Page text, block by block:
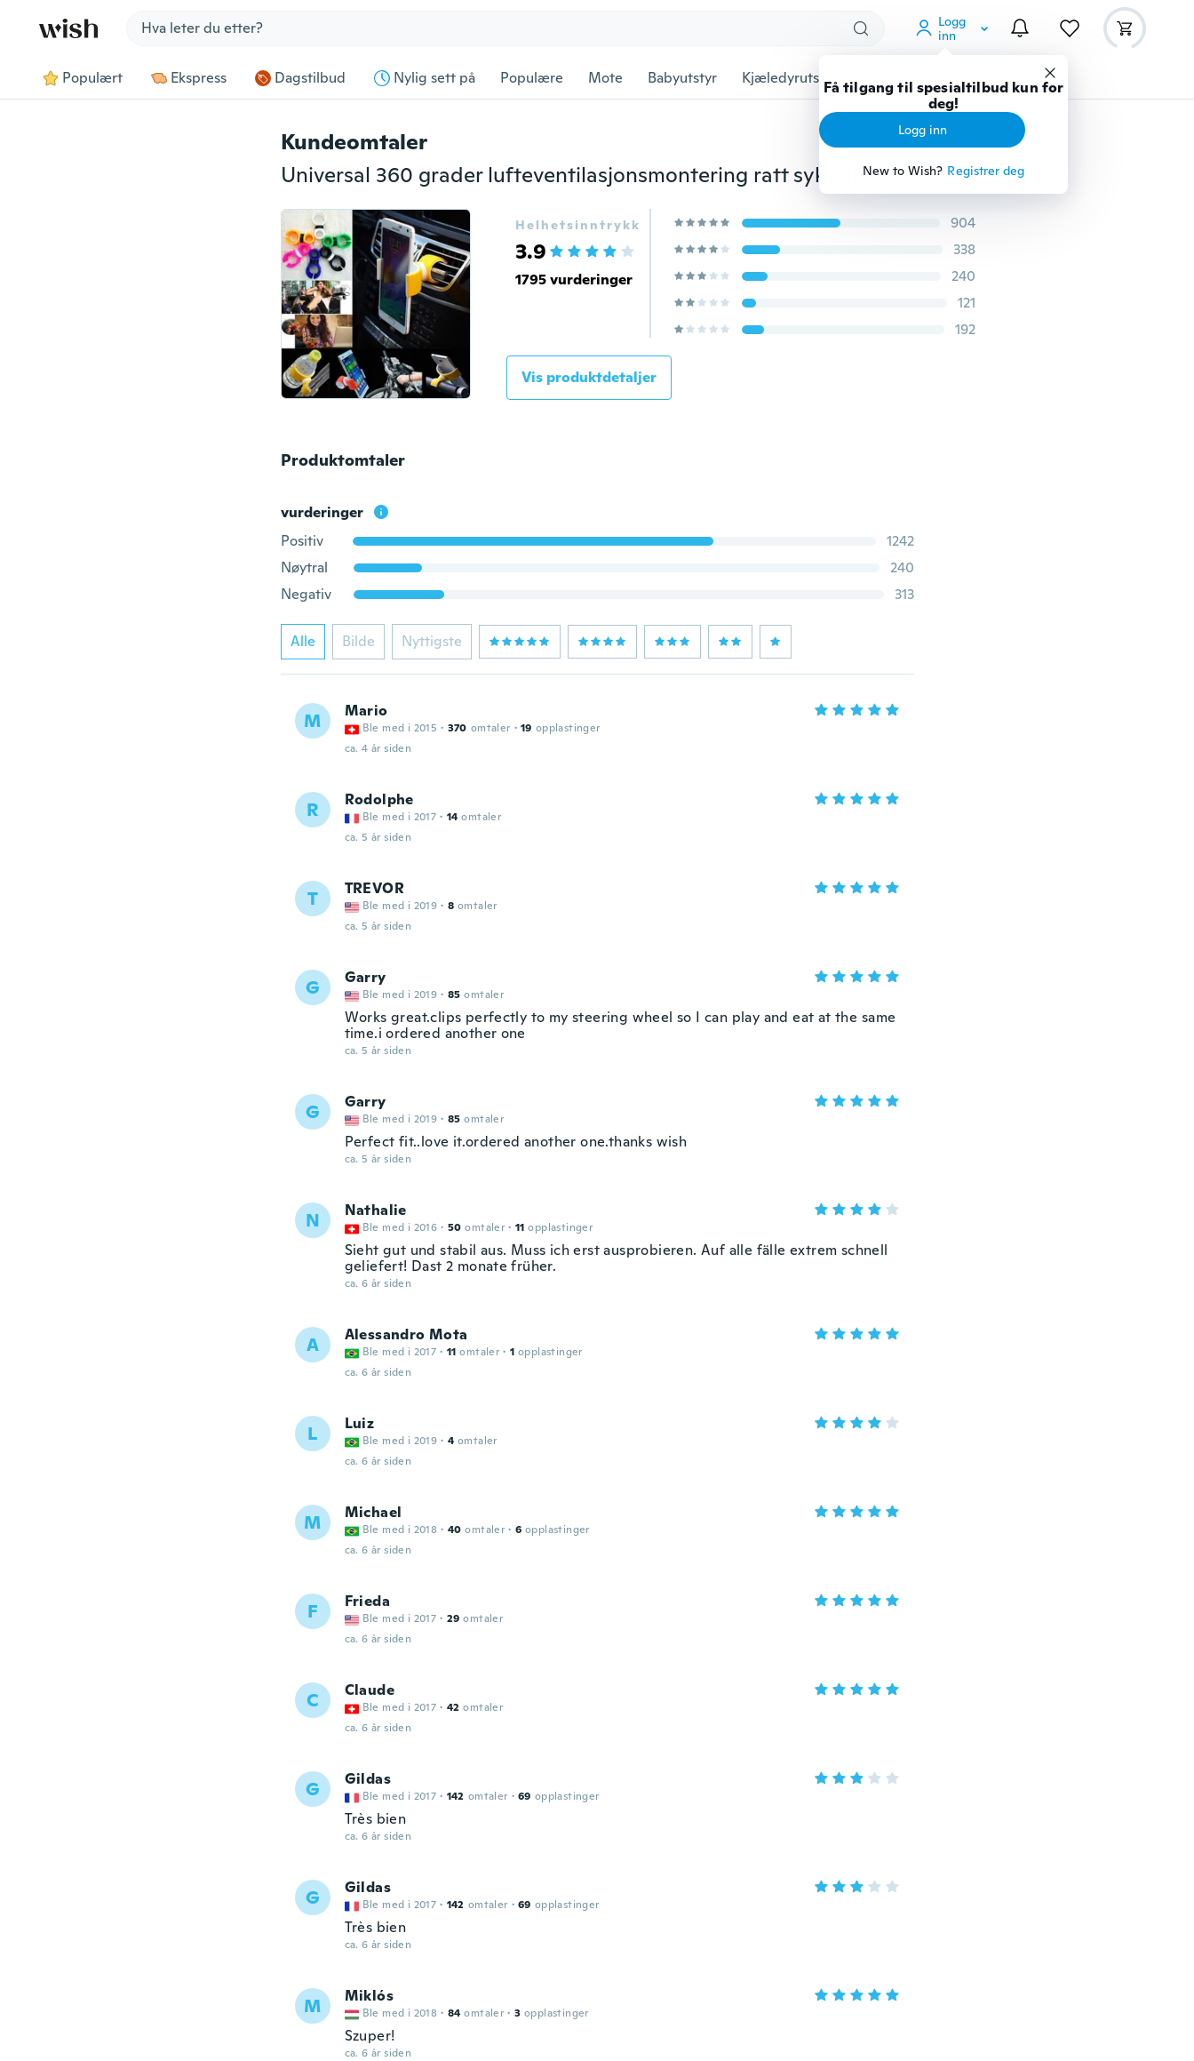
Logg
inn
Få tilgang til spesialtilbud kun for
deg!
Logg inn
New to Wish? Registrer deg
Populært Ekspress Dagstilbud Nylig sett på Populære Mote Babyutstyr Kjæledyrutstyr Gadgets Verktøy
Kundeomtaler
Universal 360 grader lufteventilasjonsmontering ratt sykkelbil telefon holder for mobiltelefon
Helhetsinntrykk
3.9
1795 vurderinger
904
338
240
121
192
Vis produktdetaljer
Produktomtaler
vurderinger
Positiv
1242
Nøytral
240
Negativ
313
Alle Bilde Nyttigste
M Mario
Ble med i 2015 · 370 omtaler · 19 opplastinger
ca. 4 år siden
R Rodolphe
Ble med i 2017 · 14 omtaler
ca. 5 år siden
T TREVOR
Ble med i 2019 · 8 omtaler
ca. 5 år siden
G Garry
Ble med i 2019 · 85 omtaler
Works great.clips perfectly to my steering wheel so I can play and eat at the same
time.i ordered another one
ca. 5 år siden
G Garry
Ble med i 2019 · 85 omtaler
Perfect fit..love it.ordered another one.thanks wish
ca. 5 år siden
N Nathalie
Ble med i 2016 · 50 omtaler · 11 opplastinger
Sieht gut und stabil aus. Muss ich erst ausprobieren. Auf alle fälle extrem schnell
geliefert! Dast 2 monate früher.
ca. 6 år siden
A Alessandro Mota
Ble med i 2017 · 11 omtaler · 1 opplastinger
ca. 6 år siden
L Luiz
Ble med i 2019 · 4 omtaler
ca. 6 år siden
M Michael
Ble med i 2018 · 40 omtaler · 6 opplastinger
ca. 6 år siden
F Frieda
Ble med i 2017 · 29 omtaler
ca. 6 år siden
C Claude
Ble med i 2017 · 42 omtaler
ca. 6 år siden
G Gildas
Ble med i 2017 · 142 omtaler · 69 opplastinger
Très bien
ca. 6 år siden
G Gildas
Ble med i 2017 · 142 omtaler · 69 opplastinger
Très bien
ca. 6 år siden
M Miklós
Ble med i 2018 · 84 omtaler · 3 opplastinger
Szuper!
ca. 6 år siden